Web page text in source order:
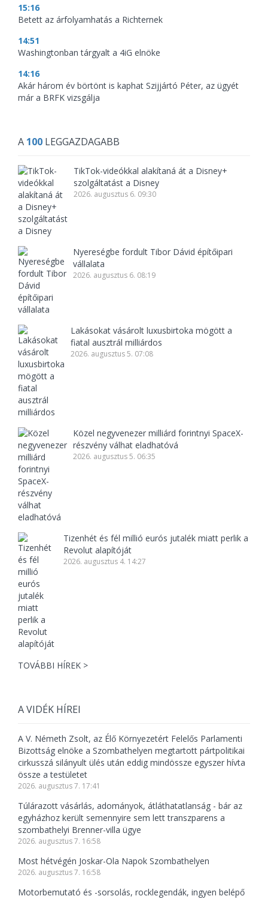
15:16
Betett az árfolyamhatás a Richternek
14:51
Washingtonban tárgyalt a 4iG elnöke
14:16
Akár három év börtönt is kaphat Szijjártó Péter, az ügyét
már a BRFK vizsgálja
A 100 LEGGAZDAGABB
TikTok-videókkal alakítaná át a Disney+
szolgáltatást a Disney
2026. augusztus 6. 09:30
Nyereségbe fordult Tibor Dávid építőipari
vállalata
2026. augusztus 6. 08:19
Lakásokat vásárolt luxusbirtoka mögött a
fiatal ausztrál milliárdos
2026. augusztus 5. 07:08
Közel negyvenezer milliárd forintnyi SpaceX-
részvény válhat eladhatóvá
2026. augusztus 5. 06:35
Tizenhét és fél millió eurós jutalék miatt perlik a
Revolut alapítóját
2026. augusztus 4. 14:27
TOVÁBBI HÍREK >
A VIDÉK HÍREI
A V. Németh Zsolt, az Élő Környezetért Felelős Parlamenti
Bizottság elnöke a Szombathelyen megtartott pártpolitikai
cirkusszá silányult ülés után eddig mindössze egyszer hívta
össze a testületet
2026. augusztus 7. 17:41
Túlárazott vásárlás, adományok, átláthatatlanság - bár az
egyházhoz került semennyire sem lett transzparens a
szombathelyi Brenner-villa ügye
2026. augusztus 7. 16:58
Most hétvégén Joskar-Ola Napok Szombathelyen
2026. augusztus 7. 16:58
Motorbemutató és -sorsolás, rocklegendák, ingyen belépő